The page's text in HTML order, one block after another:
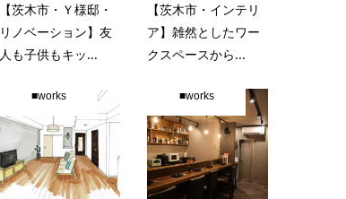
【茨木市・Ｙ様邸・
リノベーション】友
人も子供もキッ...
【茨木市・インテリ
ア】雑然としたワー
クスペースから...
■works ■works